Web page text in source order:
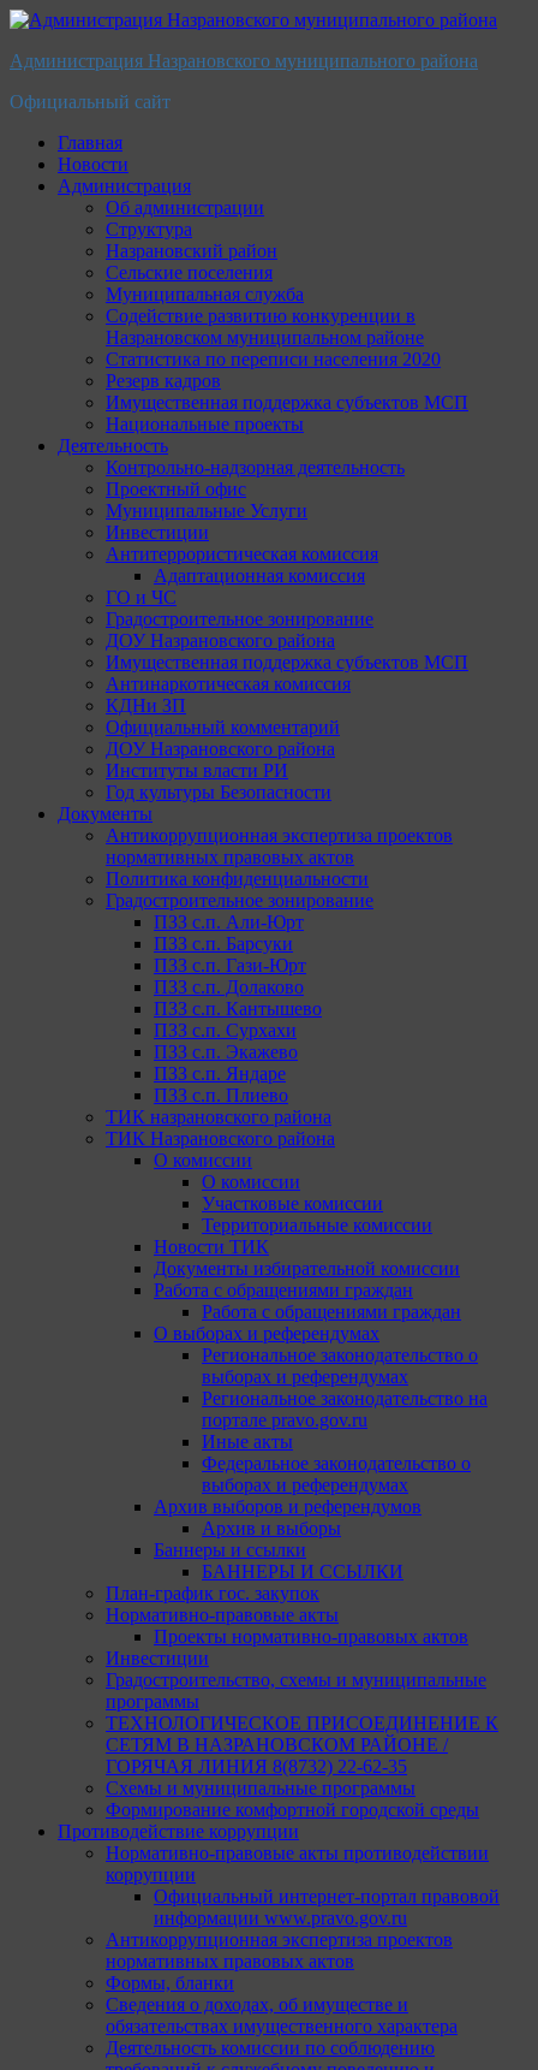
Перейти
содержимому
Администрация Назрановского муниципального района
Официальный сайт
Главная
Новости
Администрация
Об администрации
Структура
Назрановский район
Сельские поселения
Муниципальная служба
Содействие развитию конкуренции в
Назрановском муниципальном районе
Статистика по переписи населения 2020
Резерв кадров
Имущественная поддержка субъектов МСП
Национальные проекты
Деятельность
Контрольно-надзорная деятельность
Проектный офис
Муниципальные Услуги
Инвестиции
Антитеррористическая комиссия
Адаптационная комиссия
ГО и ЧС
Градостроительное зонирование
ДОУ Назрановского района
Имущественная поддержка субъектов МСП
Антинаркотическая комиссия
КДНи ЗП
Официальный комментарий
ДОУ Назрановского района
Институты власти РИ
Год культуры Безопасности
Документы
Антикоррупционная экспертиза проектов
нормативных правовых актов
Политика конфиденциальности
Градостроительное зонирование
ПЗЗ с.п. Али-Юрт
ПЗЗ с.п. Барсуки
ПЗЗ с.п. Гази-Юрт
ПЗЗ с.п. Долаково
ПЗЗ с.п. Кантышево
ПЗЗ с.п. Сурхахи
ПЗЗ с.п. Экажево
ПЗЗ с.п. Яндаре
ПЗЗ с.п. Плиево
ТИК назрановского района
ТИК Назрановского района
О комиссии
О комиссии
Участковые комиссии
Территориальные комиссии
Новости ТИК
Документы избирательной комиссии
Работа с обращениями граждан
Работа с обращениями граждан
О выборах и референдумах
Региональное законодательство о
выборах и референдумах
Региональное законодательство на
портале pravo.gov.ru
Иные акты
Федеральное законодательство о
выборах и референдумах
Архив выборов и референдумов
Архив и выборы
Баннеры и ссылки
БАННЕРЫ И ССЫЛКИ
План-график гос. закупок
Нормативно-правовые акты
Проекты нормативно-правовых актов
Инвестиции
Градостроительство, схемы и муниципальные
программы
ТЕХНОЛОГИЧЕСКОЕ ПРИСОЕДИНЕНИЕ К
СЕТЯМ В НАЗРАНОВСКОМ РАЙОНЕ /
ГОРЯЧАЯ ЛИНИЯ 8(8732) 22-62-35
Схемы и муниципальные программы
Формирование комфортной городской среды
Противодействие коррупции
Нормативно-правовые акты противодействии
коррупции
Официальный интернет-портал правовой
информации www.pravo.gov.ru
Антикоррупционная экспертиза проектов
нормативных правовых актов
Формы, бланки
Сведения о доходах, об имуществе и
обязательствах имущественного характера
Деятельность комиссии по соблюдению